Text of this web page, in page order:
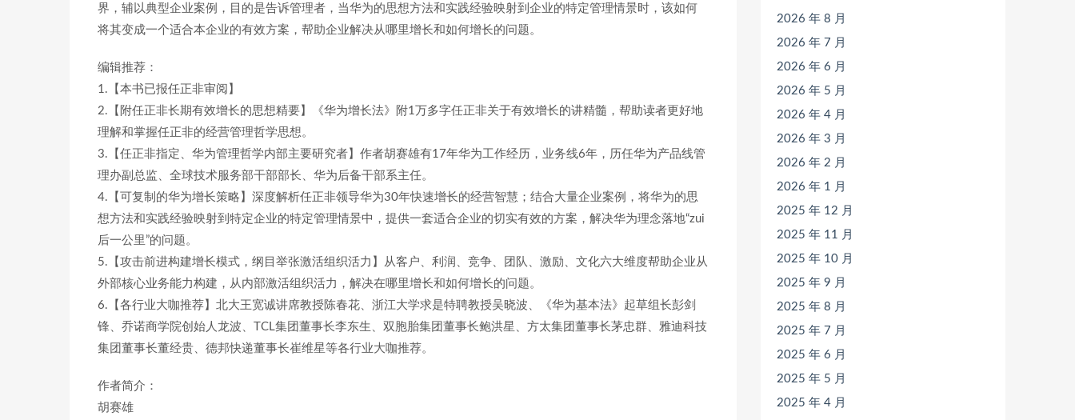
界，辅以典型企业案例，目的是告诉管理者，当华为的思想方法和实践经验映射到企业的特定管理情景时，该如何
将其变成一个适合本企业的有效方案，帮助企业解决从哪里增长和如何增长的问题。
编辑推荐：
1.【本书已报任正非审阅】
2.【附任正非长期有效增长的思想精要】《华为增长法》附1万多字任正非关于有效增长的讲精髓，帮助读者更好地
理解和掌握任正非的经营管理哲学思想。
3.【任正非指定、华为管理哲学内部主要研究者】作者胡赛雄有17年华为工作经历，业务线6年，历任华为产品线管
理办副总监、全球技术服务部干部部长、华为后备干部系主任。
4.【可复制的华为增长策略】深度解析任正非领导华为30年快速增长的经营智慧；结合大量企业案例，将华为的思
想方法和实践经验映射到特定企业的特定管理情景中，提供一套适合企业的切实有效的方案，解决华为理念落地“zui
后一公里”的问题。
5.【攻击前进构建增长模式，纲目举张激活组织活力】从客户、利润、竞争、团队、激励、文化六大维度帮助企业从
外部核心业务能力构建，从内部激活组织活力，解决在哪里增长和如何增长的问题。
6.【各行业大咖推荐】北大王宽诚讲席教授陈春花、浙江大学求是特聘教授吴晓波、《华为基本法》起草组长彭剑
锋、乔诺商学院创始人龙波、TCL集团董事长李东生、双胞胎集团董事长鲍洪星、方太集团董事长茅忠群、雅迪科技
集团董事长董经贵、德邦快递董事长崔维星等各行业大咖推荐。
作者简介：
胡赛雄
2026 年 8 月
2026 年 7 月
2026 年 6 月
2026 年 5 月
2026 年 4 月
2026 年 3 月
2026 年 2 月
2026 年 1 月
2025 年 12 月
2025 年 11 月
2025 年 10 月
2025 年 9 月
2025 年 8 月
2025 年 7 月
2025 年 6 月
2025 年 5 月
2025 年 4 月